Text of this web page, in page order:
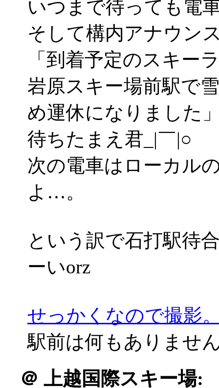
いつまで待っても電
そして構内アナウン
「到着予定のスキー
岩原スキー場前駅で
め運休になりました
待ちたまえ君_|￣|○
次の電車はローカル
よ…。
という訳で石打駅待
ーいorz
せっかくなので撮影
駅前は何もありませ
＠ 上越国際スキー場: